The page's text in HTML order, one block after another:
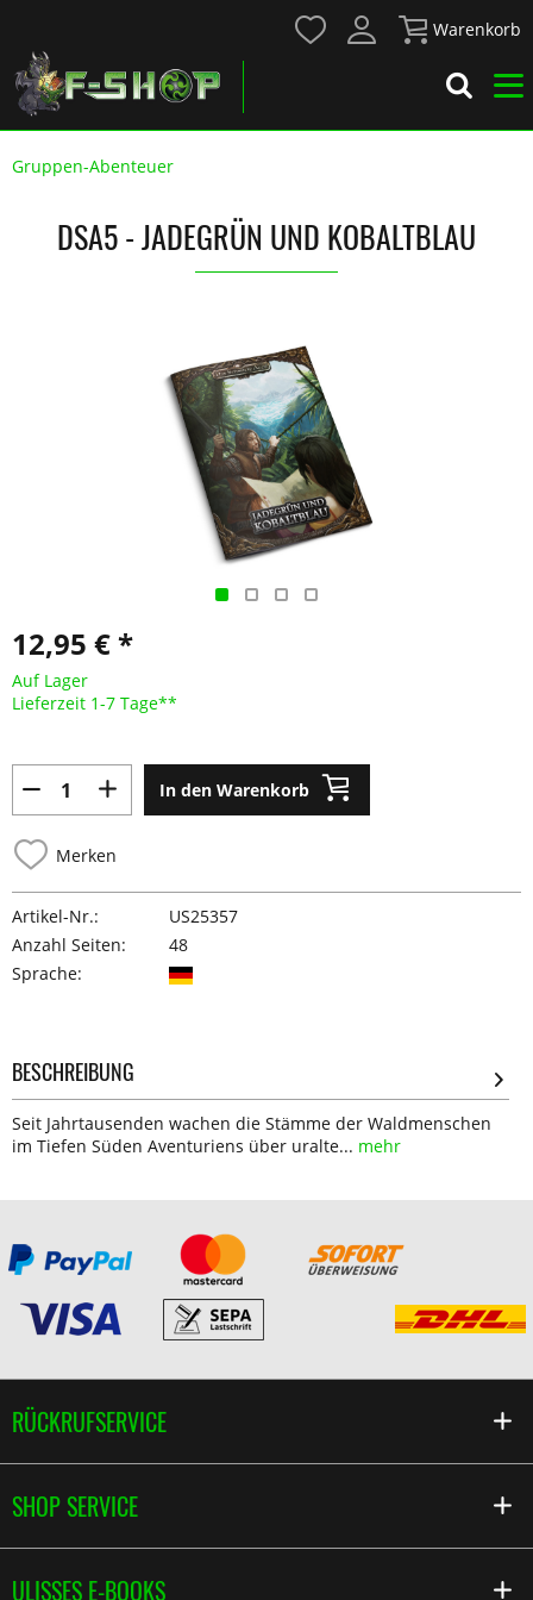
Warenkorb
Gruppen-Abenteuer
DSA5 - JADEGRÜN UND KOBALTBLAU
12,95 € *
Auf Lager
Lieferzeit 1-7 Tage**
In den Warenkorb
Merken
Artikel-Nr.:
US25357
Anzahl Seiten:
48
Sprache:
BESCHREIBUNG
Seit Jahrtausenden wachen die Stämme der Waldmenschen
im Tiefen Süden Aventuriens über uralte... mehr
RÜCKRUFSERVICE
SHOP SERVICE
ULISSES E-BOOKS